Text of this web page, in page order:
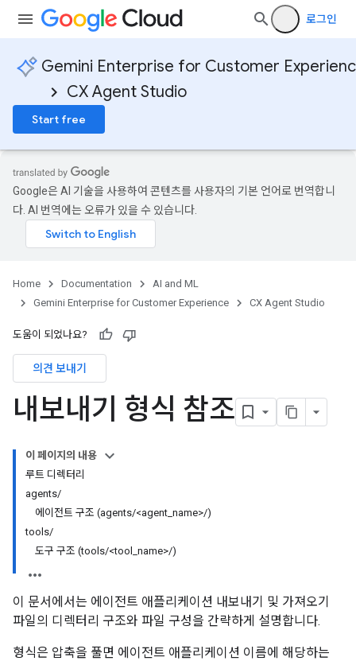
로그인
Gemini Enterprise for Customer
CX Agent Studio
Start free
Google은 AI 기술을 사용하여 콘텐츠를 사용자의 기본 언어로 번역합니
다. AI 번역에는 오류가 있을 수 있습니다.
Home Documentation
AI and ML
Gemini Enterprise for Customer Experience
CX Agent Studio
도움이 되었나요?
의견 보내기
내보내기 형식 참조
이 페이지의 내용
루트 디렉터리
agents/
에이전트 구조 (agents/<agent_name>/)
tools/
도구 구조 (tools/<tool_name>/)
이 문서에서는 에이전트 애플리케이션 내보내기 및 가져오기
파일의 디렉터리 구조와 파일 구성을 간략하게 설명합니다.
형식은 압축을 풀면 에이전트 애플리케이션 이름에 해당하는